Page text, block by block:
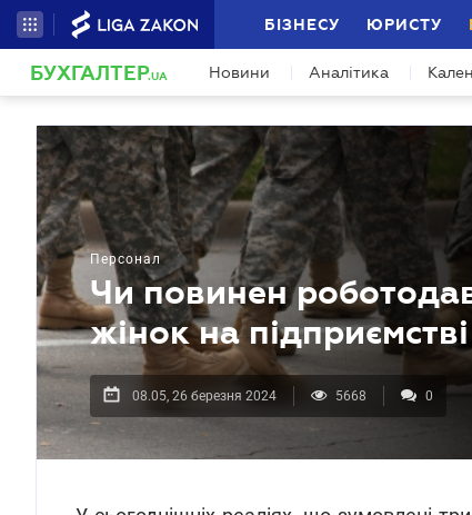
БІЗНЕСУ ЮРИСТУ
БУХГАЛТЕР.UA Новини Аналітика
Персонал
Чи повинен
жінок на підприємстві
08.05, 26 березня 2024 5668 0